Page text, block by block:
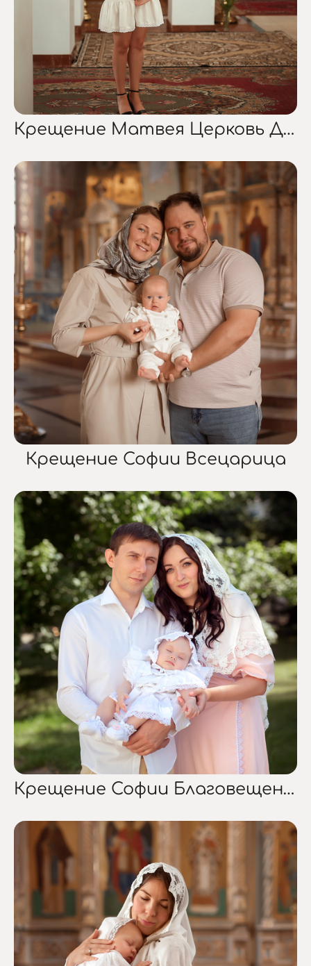
Крещение Матвея Церковь Дмитрия Донского
Крещение Софии Всецарица
Крещение Софии Благовещенский собор